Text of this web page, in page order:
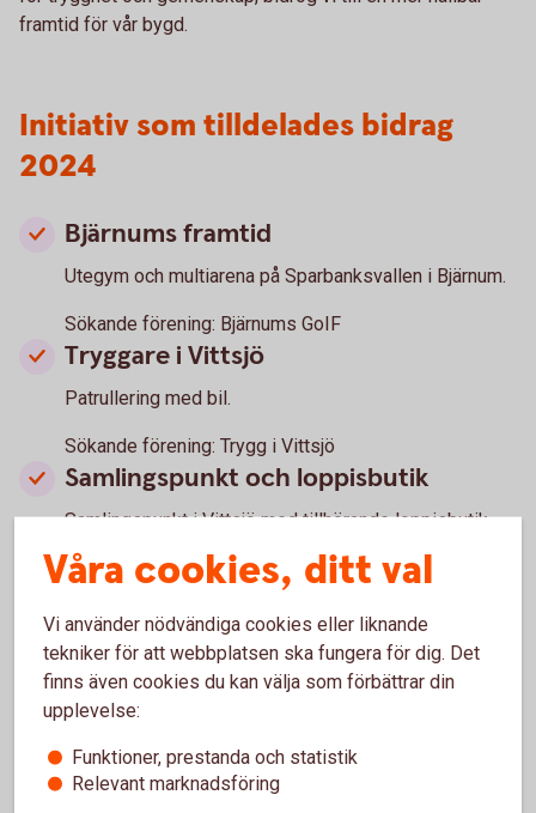
framtid för vår bygd.
Initiativ som tilldelades bidrag
2024
Bjärnums framtid
Utegym och multiarena på Sparbanksvallen i Bjärnum.
Sökande förening: Bjärnums GoIF
Tryggare i Vittsjö
Patrullering med bil.
Sökande förening: Trygg i Vittsjö
Samlingspunkt och loppisbutik
Samlingspunkt i Vittsjö med tillhörande loppisbutik.
Sökande förening: Vittsjö GIK
Visseltofta i våra hjärtan
Hjärtstartare och utbildning i hur den fungerar i
Visseltofta.
Sökande förening: Byalaget Wisseltofta Vänner
Rastplats och livboj vid badplats
Badplatsen vid Helge å i Visseltofta
Våra cookies, ditt val
Vi använder nödvändiga cookies eller liknande
tekniker för att webbplatsen ska fungera för dig. Det
finns även cookies du kan välja som förbättrar din
upplevelse:
Funktioner, prestanda och statistik
Relevant marknadsföring